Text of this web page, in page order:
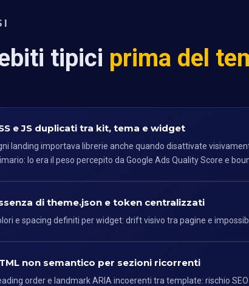
tipici prima del
e JS duplicati tra kit, tema e widget
landing importava librerie anche quando disattivate
lo era il peso percepito da Google Ads Quality Score e
di theme.json e token centralizzati
e spacing definiti per widget: drift visivo tra pagine e
non semantico per sezioni ricorrenti
order e landmark ARIA incoerenti tra template: rischio